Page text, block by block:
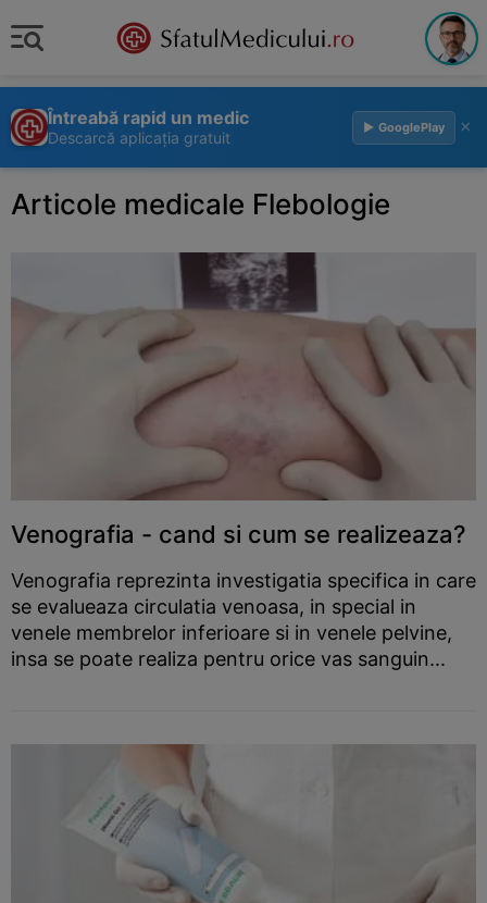
Întreabă rapid un medic
Descarcă aplicația gratuit
▶ GooglePlay ×
Articole medicale Flebologie
Venografia - cand si cum se realizeaza?
Venografia reprezinta investigatia specifica in care
se evalueaza circulatia venoasa, in special in
venele membrelor inferioare si in venele pelvine,
insa se poate realiza pentru orice vas sanguin...